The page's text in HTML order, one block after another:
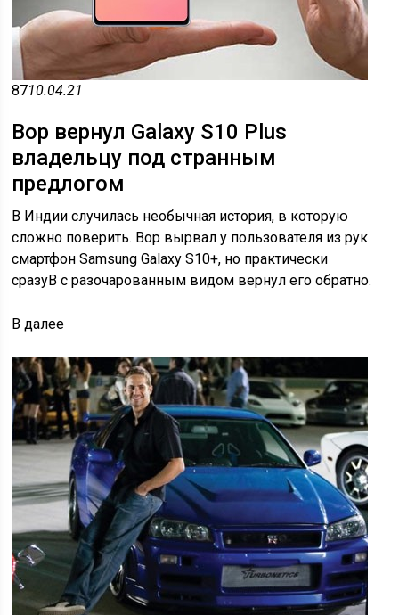
8710.04.21
Вор вернул Galaxy S10 Plus
владельцу под странным
предлогом
В Индии случилась необычная история, в которую
сложно поверить. Вор вырвал у пользователя из рук
смартфон Samsung Galaxy S10+, но практически
сразуВ с разочарованным видом вернул его обратно.
В далее